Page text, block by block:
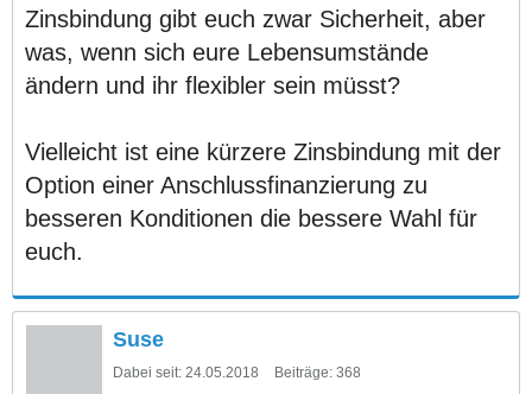
Zinsbindung gibt euch zwar Sicherheit, aber
was, wenn sich eure Lebensumstände
ändern und ihr flexibler sein müsst?
Vielleicht ist eine kürzere Zinsbindung mit der
Option einer Anschlussfinanzierung zu
besseren Konditionen die bessere Wahl für
euch.
Suse
Dabei seit: 24.05.2018 Beiträge: 368